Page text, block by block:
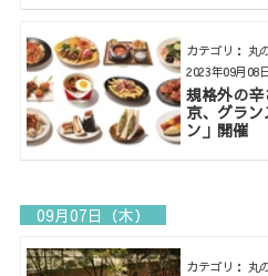
カテゴリ： 丸
規格外の
京、グラ
ン」開催
2023年09月08
09月07日（木）
カテゴリ： 丸